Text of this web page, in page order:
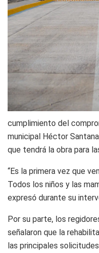
cumplimiento del
municipal Héctor
que tendrá la obra para
“Es la primera vez que
Todos los niños y las
expresó durante su
Por su parte, los
señalaron que la
las principales